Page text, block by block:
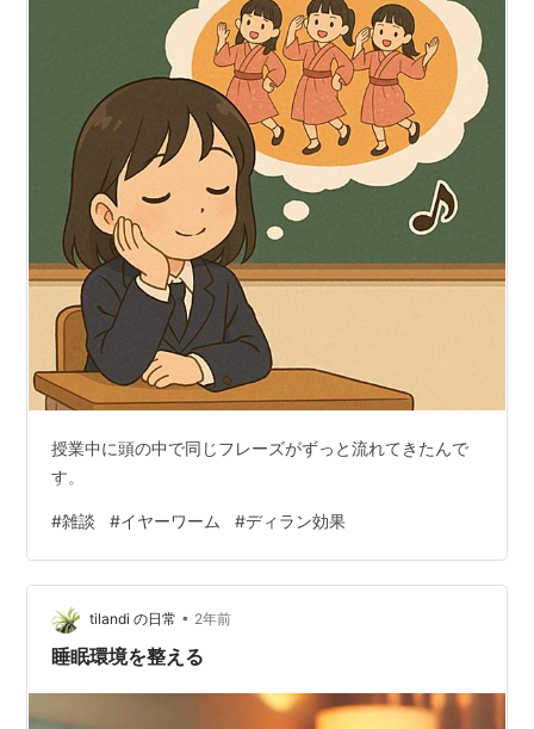
授業中に頭の中で同じフレーズがずっと流れてきたんで
す。
#雑談 #イヤーワーム #ディラン効果
tilandi の日常 • 2年前
睡眠環境を整える